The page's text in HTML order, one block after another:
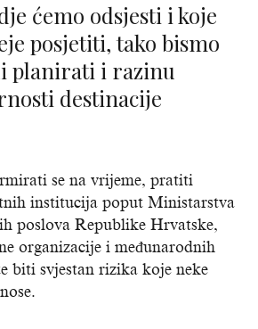
ćemo odsjesti i koje
posjetiti, tako bismo
planirati i razinu
destinacije
se na vrijeme, pratiti
institucija poput Ministarstva
poslova Republike Hrvatske,
organizacije i međunarodnih
biti svjestan rizika koje neke